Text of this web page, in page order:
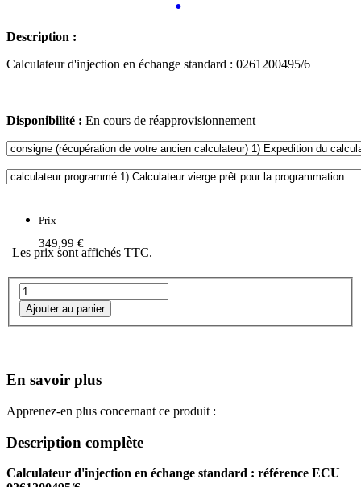
•
Description :
Calculateur d'injection en échange standard : 0261200495/6
Disponibilité : En cours de réapprovisionnement
Prix
349,99 €
Les prix sont affichés TTC.
En savoir plus
Apprenez-en plus concernant ce produit :
Description complète
Calculateur d'injection en échange standard : référence ECU